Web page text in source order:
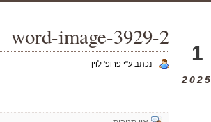
1
2025
word-image-3929-2
נכתב ע"י פרופ' לוין